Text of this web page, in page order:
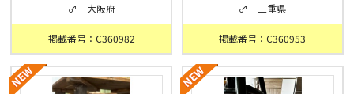
♂ 大阪府
掲載番号：C360982
♂ 三重県
掲載番号：C360953